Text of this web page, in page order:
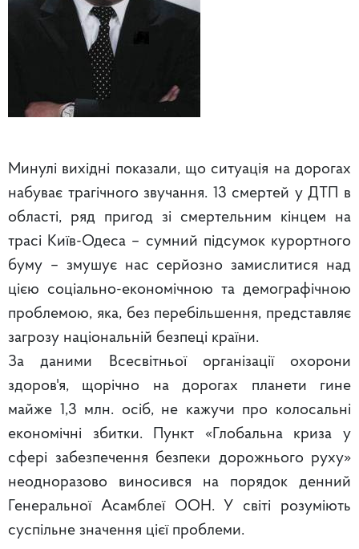
Минулі вихідні показали, що ситуація на дорогах
набуває трагічного звучання. 13 смертей у ДТП в
області, ряд пригод зі смертельним кінцем на
трасі Київ-Одеса – сумний підсумок курортного
буму – змушує нас серйозно замислитися над
цією соціально-економічною та демографічною
проблемою, яка, без перебільшення, представляє
загрозу національній безпеці країни.
За даними Всесвітньої організації охорони
здоров'я, щорічно на дорогах планети гине
майже 1,3 млн. осіб, не кажучи про колосальні
економічні збитки. Пункт «Глобальна криза у
сфері забезпечення безпеки дорожнього руху»
неодноразово виносився на порядок денний
Генеральної Асамблеї ООН. У світі розуміють
суспільне значення цієї проблеми.